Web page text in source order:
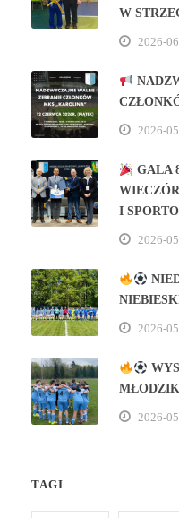
W
2026-
2026-
GALA
I
2026-
2026-
2026-
TAGI